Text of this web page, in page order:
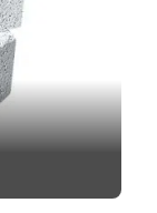
Danish